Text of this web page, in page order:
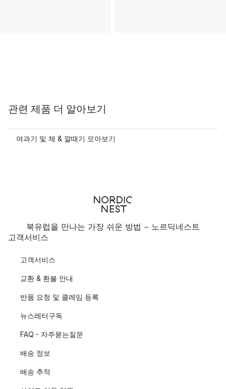
관련 제품 더 알아보기
여과기 및 체 & 깔때기 모아보기
북유럽을 만나는 가장 쉬운 방법 - 노르딕네스트
고객서비스
고객서비스
교환 & 환불 안내
반품 요청 및 클레임 등록
뉴스레터구독
FAQ - 자주묻는질문
배송 정보
배송 추적